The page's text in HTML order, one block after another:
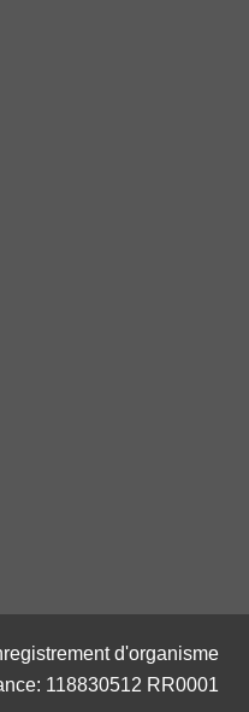
d'organisme
118830512 RR0001